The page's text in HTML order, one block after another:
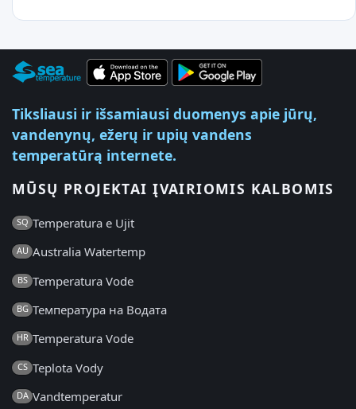
Tiksliausi ir išsamiausi duomenys apie jūrų,
vandenynų, ežerų ir upių vandens
temperatūrą internete.
MŪSŲ PROJEKTAI ĮVAIRIOMIS KALBOMIS
SQ Temperatura e Ujit
AU Australia Watertemp
BS Temperatura Vode
BG Температура на Водата
HR Temperatura Vode
CS Teplota Vody
DA Vandtemperatur